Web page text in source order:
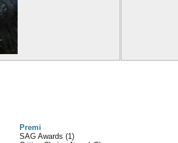
Premi
SAG Awards(1)